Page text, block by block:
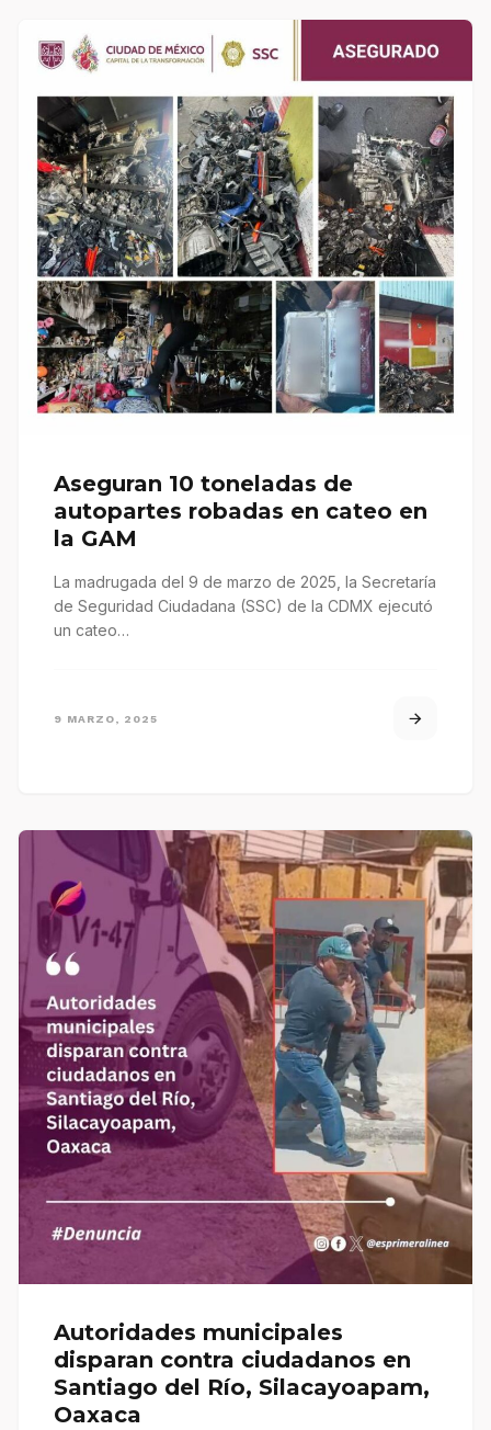
Aseguran 10 toneladas de
autopartes robadas en cateo en
la GAM
La madrugada del 9 de marzo de 2025, la Secretaría
de Seguridad Ciudadana (SSC) de la CDMX ejecutó
un cateo…
9 MARZO, 2025
Autoridades municipales
disparan contra ciudadanos en
Santiago del Río, Silacayoapam,
Oaxaca